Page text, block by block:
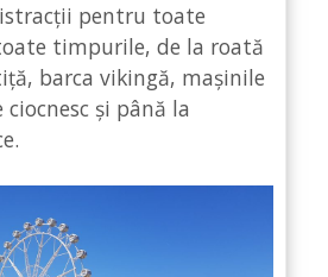
pentru toate
timpurile, de la roată
barca vikingă, mașinile
ciocnesc și până la